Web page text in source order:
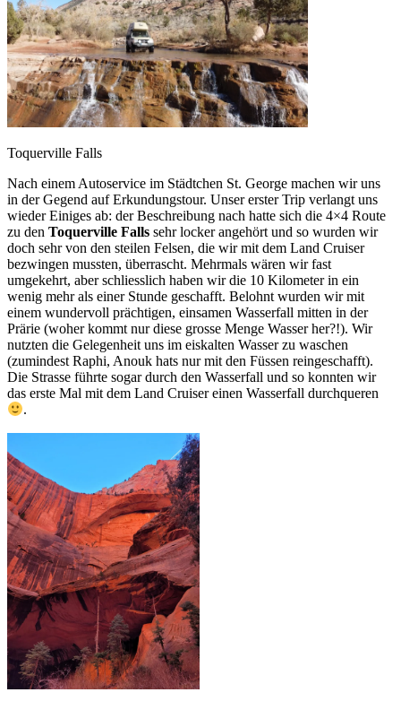
Toquerville Falls
Nach einem Autoservice im Städtchen St. George machen wir uns
in der Gegend auf Erkundungstour. Unser erster Trip verlangt uns
wieder Einiges ab: der Beschreibung nach hatte sich die 4×4 Route
zu den Toquerville Falls sehr locker angehört und so wurden wir
doch sehr von den steilen Felsen, die wir mit dem Land Cruiser
bezwingen mussten, überrascht. Mehrmals wären wir fast
umgekehrt, aber schliesslich haben wir die 10 Kilometer in ein
wenig mehr als einer Stunde geschafft. Belohnt wurden wir mit
einem wundervoll prächtigen, einsamen Wasserfall mitten in der
Prärie (woher kommt nur diese grosse Menge Wasser her?!). Wir
nutzten die Gelegenheit uns im eiskalten Wasser zu waschen
(zumindest Raphi, Anouk hats nur mit den Füssen reingeschafft).
Die Strasse führte sogar durch den Wasserfall und so konnten wir
das erste Mal mit dem Land Cruiser einen Wasserfall durchqueren
.